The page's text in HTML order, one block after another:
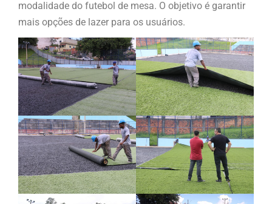
modalidade do futebol de mesa. O objetivo é garantir
mais opções de lazer para os usuários.